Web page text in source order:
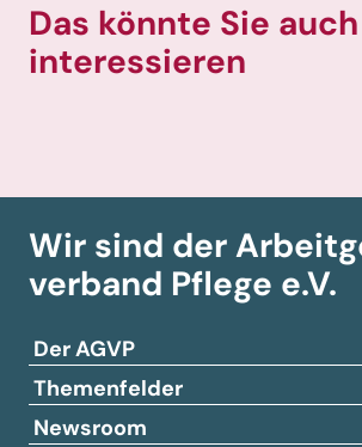
Das könnte Sie auch
interessieren
Wir sind der
verband Pflege e.V.
Der AGVP
Themenfelder
Newsroom